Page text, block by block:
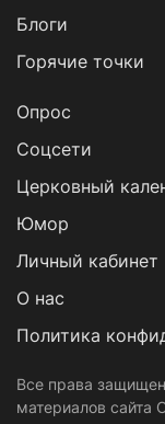
Блоги
Горячие точки
Опрос
Cоцсети
Церковный
Юмор
Личный кабинет
О нас
Политика
Все права
материалов сайта